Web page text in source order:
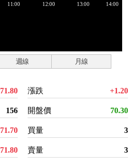
週線 月線
71.80
156
71.70
71.80
漲跌 +1.20
開盤價 70.30
買量 3
賣量 3